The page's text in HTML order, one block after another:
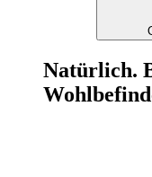
Natürlich.